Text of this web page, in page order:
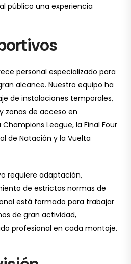
público una experiencia
personal especializado para
alcance. Nuestro equipo ha
de instalaciones temporales,
zonas de acceso en
League, la Final Four
de Natación y la Vuelta
requiere adaptación,
de estrictas normas de
está formado para trabajar
de gran actividad,
profesional en cada montaje.